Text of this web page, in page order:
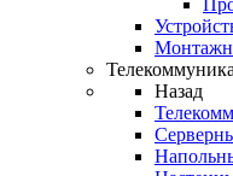
Назад